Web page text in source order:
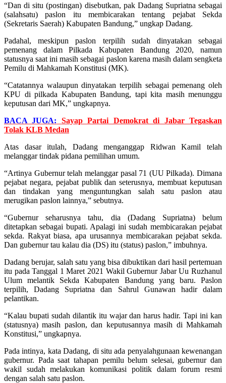
“Dan di situ (postingan) disebutkan, pak Dadang Supriatna sebagai
(salahsatu) paslon itu membicarakan tentang pejabat Sekda
(Sekretaris Saerah) Kabupaten Bandung,” ungkap Dadang.
Padahal, meskipun paslon terpilih sudah dinyatakan sebagai
pemenang dalam Pilkada Kabupaten Bandung 2020, namun
statusnya saat ini masih sebagai paslon karena masih dalam sengketa
Pemilu di Mahkamah Konstitusi (MK).
“Catatannya walaupun dinyatakan terpilih sebagai pemenang oleh
KPU di pilkada Kabupaten Bandung, tapi kita masih menunggu
keputusan dari MK,” ungkapnya.
BACA JUGA:
Sayap Partai Demokrat di Jabar Tegaskan
Tolak KLB Medan
Atas dasar itulah, Dadang menganggap Ridwan Kamil telah
melanggar tindak pidana pemilihan umum.
“Artinya Gubernur telah melanggar pasal 71 (UU Pilkada). Dimana
pejabat negara, pejabat publik dan seterusnya, membuat keputusan
dan tindakan yang menguntungkan salah satu paslon atau
merugikan paslon lainnya,” sebutnya.
“Gubernur seharusnya tahu, dia (Dadang Supriatna) belum
ditetapkan sebagai bupati. Apalagi ini sudah membicarakan pejabat
sekda. Rakyat biasa, apa urusannya membicarakan pejabat sekda.
Dan gubernur tau kalau dia (DS) itu (status) paslon,” imbuhnya.
Dadang berujar, salah satu yang bisa dibuktikan dari hasil pertemuan
itu pada Tanggal 1 Maret 2021 Wakil Gubernur Jabar Uu Ruzhanul
Ulum melantik Sekda Kabupaten Bandung yang baru. Paslon
terpilih, Dadang Supriatna dan Sahrul Gunawan hadir dalam
pelantikan.
“Kalau bupati sudah dilantik itu wajar dan harus hadir. Tapi ini kan
(statusnya) masih paslon, dan keputusannya masih di Mahkamah
Konstitusi,” ungkapnya.
Pada intinya, kata Dadang, di situ ada penyalahgunaan kewenangan
gubernur. Pada saat tahapan pemilu belum selesai, gubernur dan
wakil sudah melakukan komunikasi politik dalam forum resmi
dengan salah satu paslon.